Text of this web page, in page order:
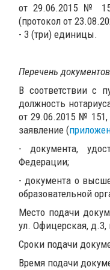
от 29.06.2015 №
(протокол от
- 3 (три) единицы.
Перечень
В соответствии с
должность
от 29.06.2015 №
заявление (
- документа,
Федерации;
- документа о
образовательной
Место подачи
ул. Офицерская, д.3,
Сроки подачи
Время подачи